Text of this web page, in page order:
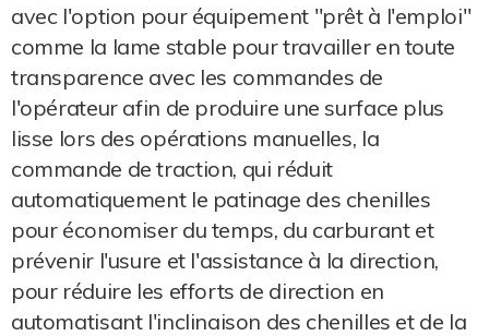
avec l'option pour équipement "prêt à l'emploi"
comme la lame stable pour travailler en toute
transparence avec les commandes de
l'opérateur afin de produire une surface plus
lisse lors des opérations manuelles, la
commande de traction, qui réduit
automatiquement le patinage des chenilles
pour économiser du temps, du carburant et
prévenir l'usure et l'assistance à la direction,
pour réduire les efforts de direction en
automatisant l'inclinaison des chenilles et de la